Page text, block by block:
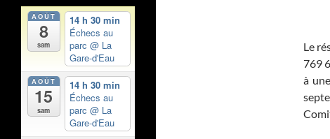
Le
769
à
AOÛT
8
sam
14 h 30 min
Échecs au
parc @ La
Gare-d'Eau
AOÛT
15
sam
14 h 30 min
Échecs au
parc @ La
Gare-d'Eau